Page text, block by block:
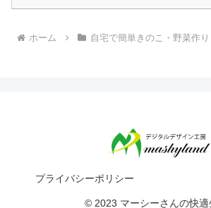
ホーム 自宅で簡単きのこ・野菜作り
プライバシーポリシー
© 2023 マーシーさんの快適